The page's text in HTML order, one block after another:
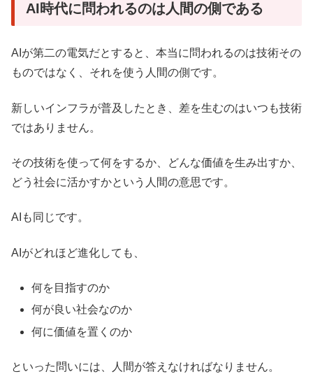
AI時代に問われるのは人間の側である
AIが第二の電気だとすると、本当に問われるのは技術その
ものではなく、それを使う人間の側です。
新しいインフラが普及したとき、差を生むのはいつも技術
ではありません。
その技術を使って何をするか、どんな価値を生み出すか、
どう社会に活かすかという人間の意思です。
AIも同じです。
AIがどれほど進化しても、
何を目指すのか
何が良い社会なのか
何に価値を置くのか
といった問いには、人間が答えなければなりません。